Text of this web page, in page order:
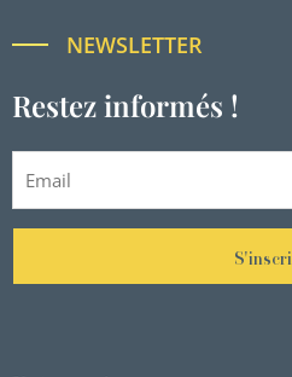
NEWSLETTER
Restez informés !